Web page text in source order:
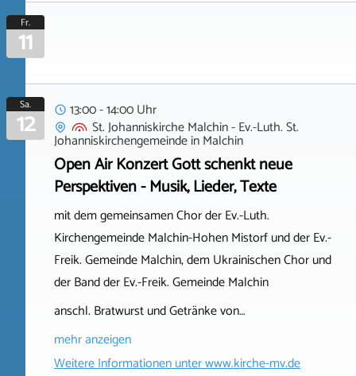
Fr.
11
Sa.
12
13:00 - 14:00 Uhr
St. Johanniskirche Malchin - Ev.-Luth. St.
JohanniskirchengemeindeinMalchin
Open Air Konzert Gott schenkt neue
Perspektiven - Musik, Lieder, Texte
mit dem gemeinsamen Chor der Ev.-Luth.
Kirchengemeinde Malchin-Hohen Mistorf und der Ev.-
Freik. Gemeinde Malchin, dem Ukrainischen Chor und
der Band der Ev.-Freik. Gemeinde Malchin
anschl. Bratwurst und Getränke von…
mehr anzeigen
Weitere Informationen unterwww.kirche-mv.de